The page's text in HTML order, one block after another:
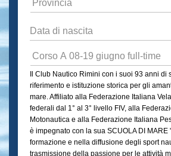
Data
di
nascita
data:GG
slash
slash
AAAA
Scuola
di
mare
"
Lino
Mazza"
2026 *
Il Club Nautico Rimini con i suoi 93 anni di
riferimento e istituzione storica per gli
mare. Affiliato alla Federazione Italiana
federali dal 1° al 3° livello FIV, alla
Motonautica e alla Federazione Italiana
è impegnato con la sua SCUOLA DI MARE
formazione e nella diffusione degli sport
trasmissione della passione per le attività